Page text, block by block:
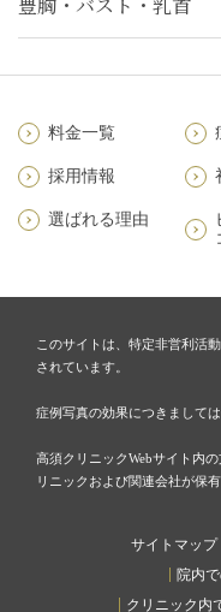
豊胸・バスト・乳首
料金一覧
採用情報
選ばれる理由
このサイトは、特定非営利活
されています。
症例写真の効果につきまして
高須クリニックWebサイト内
リニックおよび関連会社が保
サイトマップ
院内
クリニック内